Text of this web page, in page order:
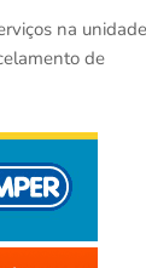
na unidade
de